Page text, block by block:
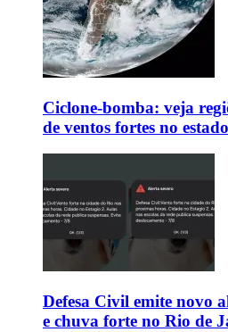
Ciclone-bomba: veja
de ventos fortes no
Defesa Civil emite novo
e chuva forte no Rio de